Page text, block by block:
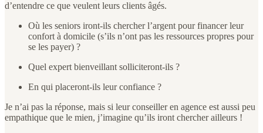
d’entendre ce que veulent leurs clients âgés.
Où les seniors iront-ils chercher l’argent pour financer leur
confort à domicile (s’ils n’ont pas les ressources propres pour
se les payer) ?
Quel expert bienveillant solliciteront-ils ?
En qui placeront-ils leur confiance ?
Je n’ai pas la réponse, mais si leur conseiller en agence est aussi peu
empathique que le mien, j’imagine qu’ils iront chercher ailleurs !